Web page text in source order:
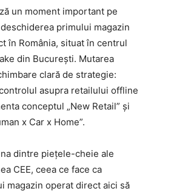
un moment important pe
primului magazin
în România, situat în centrul
din București. Mutarea
clară de strategie:
asupra retailului offline
conceptul „New Retail” și
x Car x Home”.
dintre piețele-cheie ale
CEE, ceea ce face ca
magazin operat direct aici să